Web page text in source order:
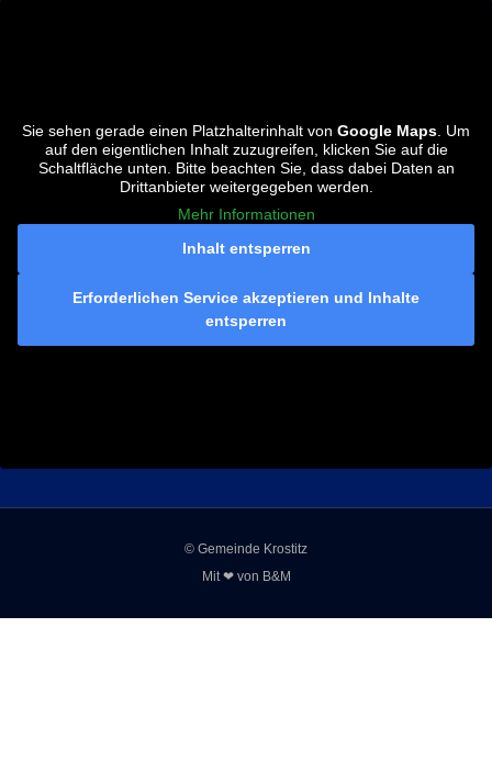
Sie sehen gerade einen Platzhalterinhalt von Google Maps . Um
auf den eigentlichen Inhalt zuzugreifen, klicken Sie auf die
Schaltfläche unten. Bitte beachten Sie, dass dabei Daten an
Drittanbieter weitergegeben werden.
Mehr Informationen
Inhalt entsperren
Erforderlichen Service akzeptieren und Inhalte
entsperren
© Gemeinde Krostitz
Mit ❤ von B&M